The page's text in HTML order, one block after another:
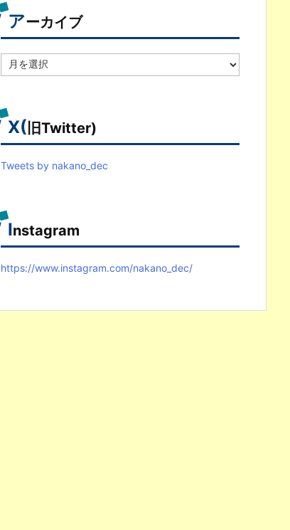
別
アーカイブ
ー
ブ
X( 旧Twitter)
Tweets by nakano_dec
Instagram
https://www.instagram.com/nakano_dec/